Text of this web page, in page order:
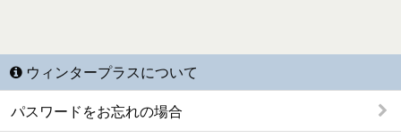
ウィンタープラスについて
パスワードをお忘れの場合